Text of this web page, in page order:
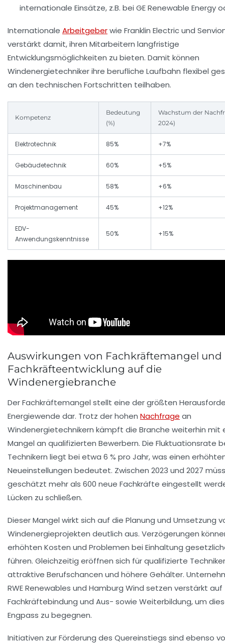
internationale Einsätze, z.B. bei GE Renewable Energy
Internationale Arbeitgeberwie Franklin Electric und
verstärkt damit, ihren Mitarbeitern langfristige
Entwicklungsmöglichkeiten zu bieten. Damit können
Windenergietechniker ihre berufliche Laufbahn flexibel
an den technischen Fortschritten teilhaben.
Kompetenz
Bedeutung
(%)
Wachstum der
2024)
Elektrotechnik 85% +7%
Gebäudetechnik 60% +5%
Maschinenbau 58% +6%
Projektmanagement 45% +12%
EDV-
Anwendungskenntnisse
50% +15%
Auswirkungen von Fachkräftemangel und
Fachkräfteentwicklung auf die
Windenergiebranche
Der Fachkräftemangel stellt eine der größten
Energiewende dar. Trotz der hohen Nachfrage an
Windenergietechnikern kämpft die Branche weiterhin mit
Mangel an qualifizierten Bewerbern. Die Fluktuationsrate
Technikern liegt bei etwa 6 % pro Jahr, was einen
Neueinstellungen bedeutet. Zwischen 2023 und 2027
geschätzt mehr als 600 neue Fachkräfte eingestellt
Lücken zu schließen.
Dieser Mangel wirkt sich auf die Planung und Umsetzung
Windenergieprojekten deutlich aus. Verzögerungen
erhöhten Kosten und Problemen bei Einhaltung
führen. Gleichzeitig eröffnen sich für qualifizierte
attraktive Berufschancen und höhere Gehälter.
RWE Renewables und Hamburg Wind setzen verstärkt auf
Fachkräftebindung und Aus- sowie Weiterbildung, um
Engpass zu begegnen.
Initiativen zur Förderung des Quereinstiegs sind ebenso